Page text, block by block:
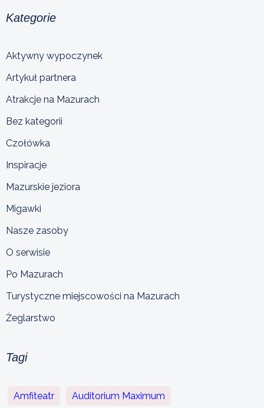
Kategorie
Aktywny wypoczynek
Artykuł partnera
Atrakcje na Mazurach
Bez kategorii
Czołówka
Inspiracje
Mazurskie jeziora
Migawki
Nasze zasoby
O serwisie
Po Mazurach
Turystyczne miejscowości na Mazurach
Żeglarstwo
Tagi
Amfiteatr Auditorium Maximum